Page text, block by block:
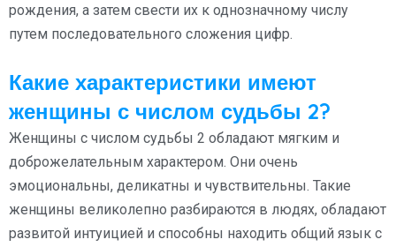
рождения, а затем свести их к однозначному числу
путем последовательного сложения цифр.
Какие характеристики имеют
женщины с числом судьбы 2?
Женщины с числом судьбы 2 обладают мягким и
доброжелательным характером. Они очень
эмоциональны, деликатны и чувствительны. Такие
женщины великолепно разбираются в людях, обладают
развитой интуицией и способны находить общий язык с